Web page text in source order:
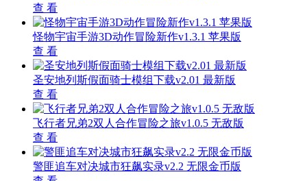
查 看
怪物宇宙手游3D动作冒险新作v1.3.1 苹果版
查 看
圣安地列斯假面骑士模组下载v2.01 最新版
查 看
飞行者兄弟2双人合作冒险之旅v1.0.5 无敌版
查 看
警匪追车对决城市狂飙实录v2.2 无限金币版